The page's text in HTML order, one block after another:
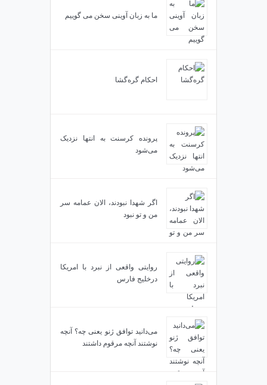
ما به زبان آوینی سخن می گوییم
احکام گره‌گشا
پرونده کرسنت به انتها نزدیک
می‌شود
اگر شهدا نبودند، الان عمامه سر
من و تو نبود
روایتی واقعی از نبرد با امریکا
درخلیج فارس
می‌دانید توافق ژنو یعنی چه؟ آنچه
نوشتند آنچه مرقوم داشتند